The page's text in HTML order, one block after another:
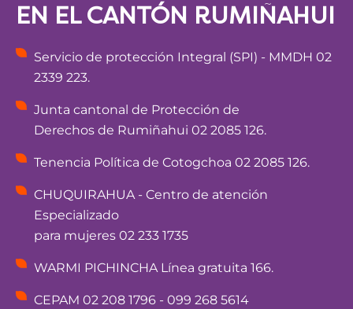
EN EL CANTÓN RUMIÑAHUI
Servicio de protección Integral (SPI) - MMDH 02
2339 223.
Junta cantonal de Protección de
Derechos de Rumiñahui 02 2085 126.
Tenencia Política de Cotogchoa 02 2085 126.
CHUQUIRAHUA - Centro de atención
Especializado
para mujeres 02 233 1735
WARMI PICHINCHA Línea gratuita 166.
CEPAM 02 208 1796 - 099 268 5614